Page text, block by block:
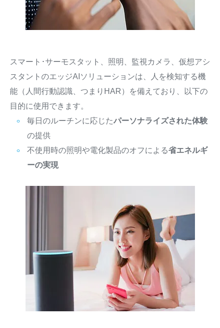
スマート･サーモスタット、照明、監視カメラ、仮想アシ
スタントのエッジAIソリューションは、人を検知する機
能（人間行動認識、つまりHAR）を備えており、以下の
目的に使用できます。
毎日のルーチンに応じたパーソナライズされた体験
の提供
不使用時の照明や電化製品のオフによる省エネルギ
ーの実現